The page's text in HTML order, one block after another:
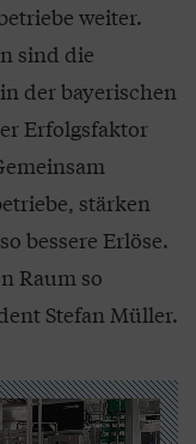
weiter.
sind die
der bayerischen
Erfolgsfaktor
stärken
bessere Erlöse.
Raum so
Stefan Müller.